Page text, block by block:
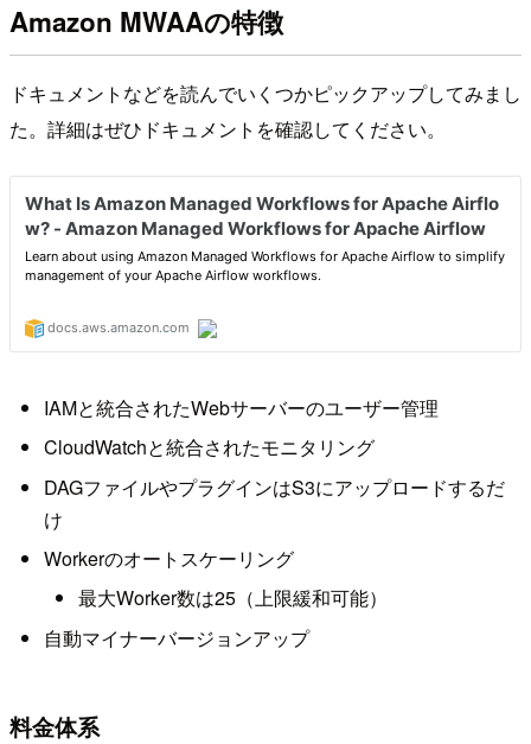
Amazon MWAAの特徴
ドキュメントなどを読んでいくつかピックアップしてみまし
た。詳細はぜひドキュメントを確認してください。
IAMと統合されたWebサーバーのユーザー管理
CloudWatchと統合されたモニタリング
DAGファイルやプラグインはS3にアップロードするだ
け
Workerのオートスケーリング
最大Worker数は25（上限緩和可能）
自動マイナーバージョンアップ
料金体系